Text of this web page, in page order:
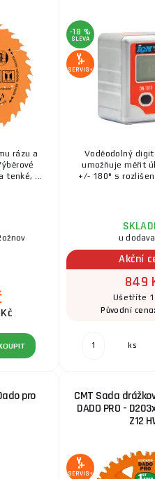
rázu a
tenké, ...
-18 %
SLEVA
SERVIS+
Voděodolný
umožňuje měřit
+/- 180° s
u
Akční
849
Ušetříte
Původní
ks
pro
CMT Sada
DADO PRO -
Z12
SERVIS+